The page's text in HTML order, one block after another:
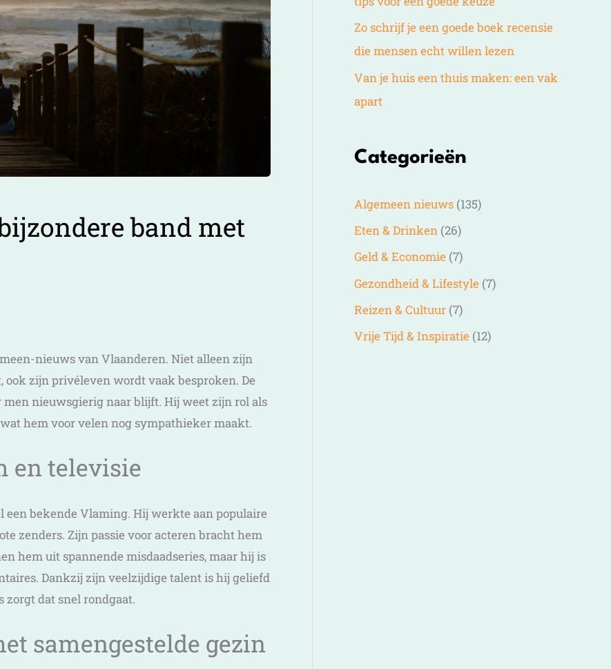
band met
nieuws van Vlaanderen. Niet alleen zijn
zijn privéleven wordt vaak besproken. De
nieuwsgierig naar blijft. Hij weet zijn rol als
hem voor velen nog sympathieker maakt.
en televisie
een bekende Vlaming. Hij werkte aan populaire
zenders. Zijn passie voor acteren bracht hem
hem uit spannende misdaadseries, maar hij is
Dankzij zijn veelzijdige talent is hij geliefd
dat snel rondgaat.
samengestelde gezin
Zo schrijf je een goede boek recensie
die mensen echt willen lezen
Van je huis een thuis maken: een vak
apart
Categorieën
Algemeen nieuws (135)
Eten & Drinken (26)
Geld & Economie (7)
Gezondheid & Lifestyle (7)
Reizen & Cultuur (7)
Vrije Tijd & Inspiratie (12)